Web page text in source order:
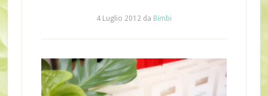
4 Luglio 2012 da Bimbi